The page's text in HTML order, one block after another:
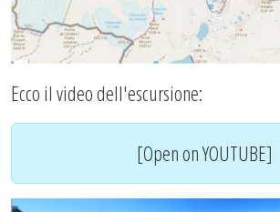
Ecco il video dell'escursione:
[Open on YOUTUBE]